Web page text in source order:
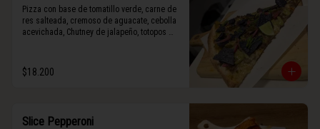
Pizza con base de tomatillo verde, carne de
res salteada, cremoso de aguacate, cebolla
acevichada, Chutney de jalapeño, totopos
$18.200
Slice Pepperoni